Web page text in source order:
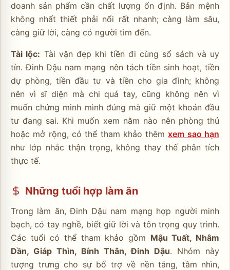
doanh sản phẩm cần chất lượng ổn định. Bản mệnh
không nhất thiết phải nổi rất nhanh; càng làm sâu,
càng giữ lời, càng có người tìm đến.
Tài lộc: Tài vận đẹp khi tiền đi cùng sổ sách và uy
tín. Đinh Dậu nam mạng nên tách tiền sinh hoạt, tiền
dự phòng, tiền đầu tư và tiền cho gia đình; không
nên vì sĩ diện mà chi quá tay, cũng không nên vì
muốn chứng minh mình đúng mà giữ một khoản đầu
tư đang sai. Khi muốn xem năm nào nên phòng thủ
hoặc mở rộng, có thể tham khảo thêmxem sao hạn
như lớp nhắc thận trọng, không thay thế phân tích
thực tế.
Những tuổi hợp làm ăn
Trong làm ăn, Đinh Dậu nam mạng hợp người minh
bạch, có tay nghề, biết giữ lời và tôn trọng quy trình.
Các tuổi có thể tham khảo gồm Mậu Tuất, Nhâm
Dần, Giáp Thìn, Bính Thân, Đinh Dậu. Nhóm này
tượng trưng cho sự bổ trợ về nền tảng, tầm nhìn,